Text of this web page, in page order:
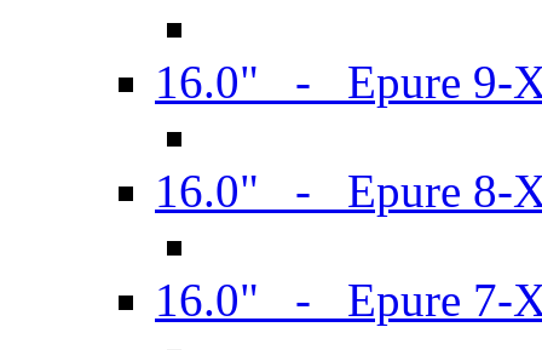
16.0" - Epure 9-
16.0" - Epure 8-
16.0" - Epure 7-